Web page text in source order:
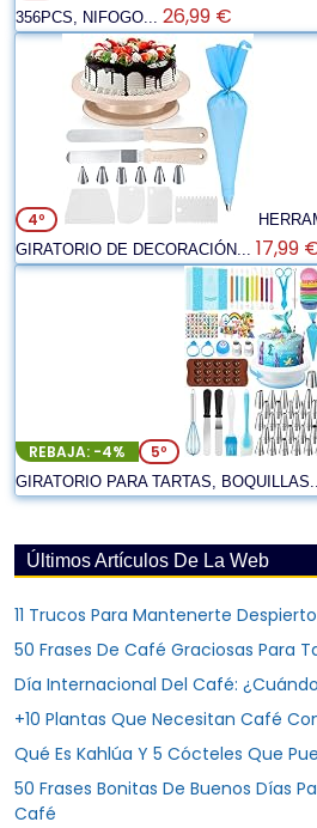
356PCS, NIFOGO... 26,99 €
4º
GIRATORIO DE DECORACIÓN... 17,99
REBAJA: -4% 5º
GIRATORIO PARA TARTAS,
Últimos Artículos De La Web
11 Trucos Para Mantenerte Despierto
50 Frases De Café Graciosas Para
Día Internacional Del Café:
+10 Plantas Que Necesitan Café
Qué Es Kahlúa Y 5 Cócteles Que
50 Frases Bonitas De Buenos Días
Café